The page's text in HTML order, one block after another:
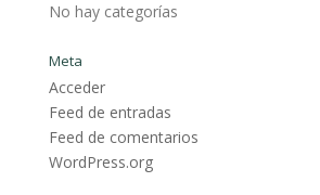
No hay categorías
Meta
Acceder
Feed de entradas
Feed de comentarios
WordPress.org